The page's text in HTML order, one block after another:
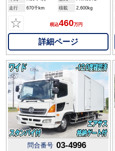
走行
670千km 積載 2,600kg
☆ 税込460万円
詳細ページ
問合番号 03-4996